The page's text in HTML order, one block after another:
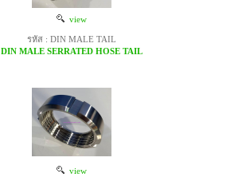
view
รหัส : DIN MALE TAIL
DIN MALE SERRATED HOSE TAIL
view